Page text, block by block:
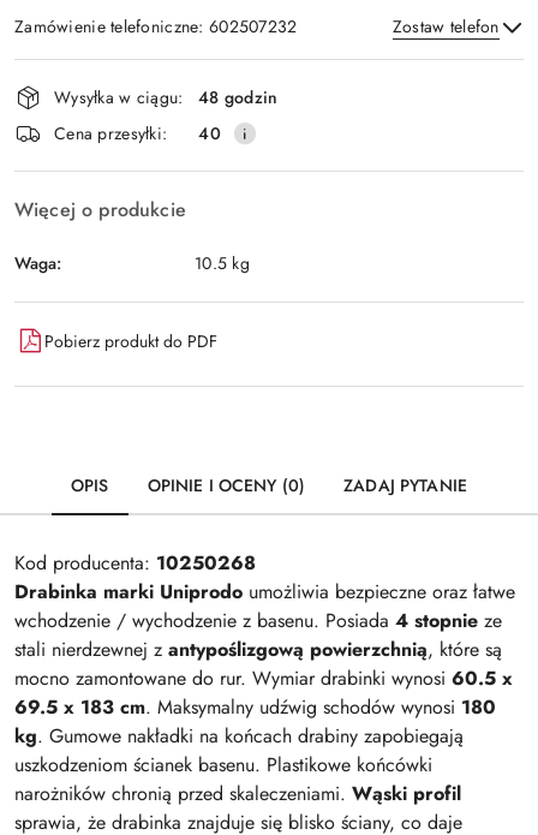
Zamówienie telefoniczne: 602507232 Zostaw telefon
Wyślij
Dostępność
i
dostawa
Wysyłka w ciągu:
48 godzin
Cena przesyłki:
40
Więcej o produkcie
Waga: 10.5 kg
Pobierz produkt do PDF
OPIS OPINIE I OCENY (0) ZADAJ PYTANIE
Kod producenta: 10250268
Drabinka marki Uniprodo umożliwia bezpieczne oraz łatwe
wchodzenie / wychodzenie z basenu. Posiada 4 stopnie ze
stali nierdzewnej z antypoślizgową powierzchnią, które są
mocno zamontowane do rur. Wymiar drabinki wynosi 60.5 x
69.5 x 183 cm. Maksymalny udźwig schodów wynosi 180
kg. Gumowe nakładki na końcach drabiny zapobiegają
uszkodzeniom ścianek basenu. Plastikowe końcówki
narożników chronią przed skaleczeniami. Wąski profil
sprawia, że drabinka znajduje się blisko ściany, co daje